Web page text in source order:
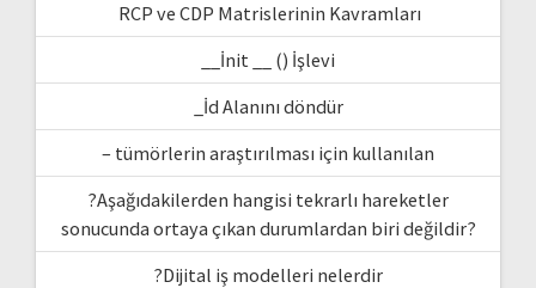
RCP ve CDP Matrislerinin Kavramları
__İnit __ () İşlevi
_İd Alanını döndür
– tümörlerin araştırılması için kullanılan
?Aşağıdakilerden hangisi tekrarlı hareketler
sonucunda ortaya çıkan durumlardan biri değildir?
?Dijital iş modelleri nelerdir